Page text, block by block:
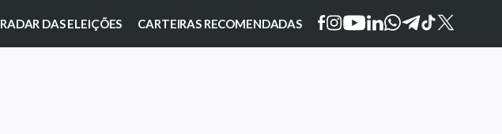
RADAR DAS ELEIÇÕES CARTEIRAS RECOMENDADAS